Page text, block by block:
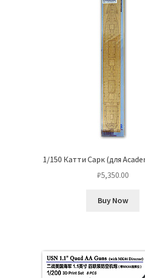
1/150 Катти Сарк (для
₽5,350.00
Buy Now